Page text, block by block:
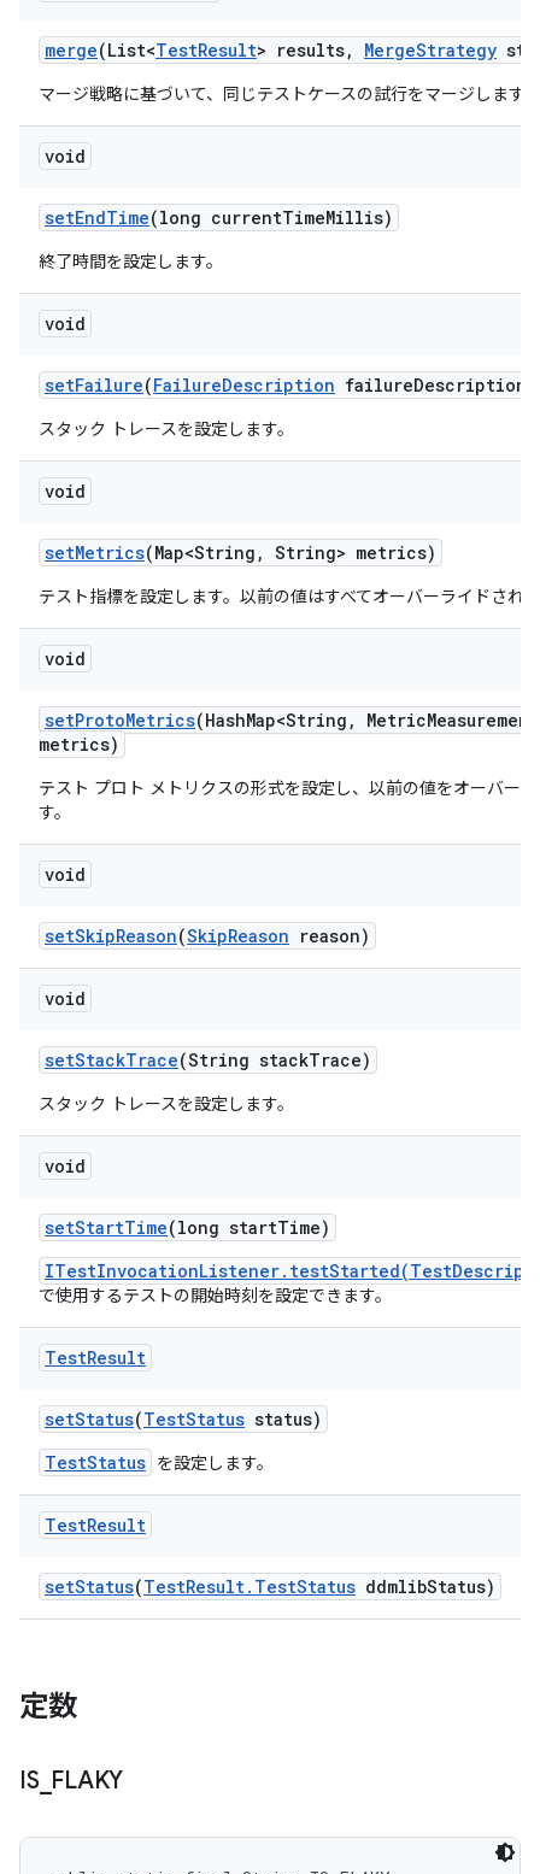
merge(List<TestResult> results, MergeStrategy
マージ戦略に基づいて、同じテストケースの試行をマージします。
void
setEndTime(long currentTimeMillis)
終了時間を設定します。
void
setFailure(FailureDescription failureDescription)
スタック トレースを設定します。
void
setMetrics(Map<String , String> metrics)
テスト指標を設定します。以前の値はすべてオーバーライドされ
void
setProtoMetrics(HashMap<String , MetricMeasurement
metrics)
テスト プロト メトリクスの形式を設定し、以前の値をオーバー
す。
void
setSkipReason(SkipReason reason)
void
setStackTrace(String stackTrace)
スタック トレースを設定します。
void
setStartTime(long startTime)
で使用するテストの開始時刻を設定できます。
TestResult
setStatus(TestStatus status)
TestStatus を設定します。
TestResult
setStatus(TestResult. TestStatus ddmlibStatus)
定数
IS_ FLAKY